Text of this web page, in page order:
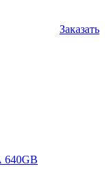
Заказать
640GB